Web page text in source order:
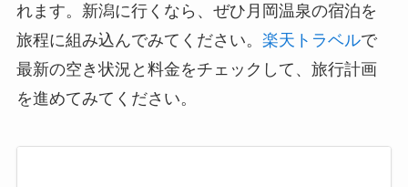
れます。新潟に行くなら、ぜひ月岡温泉の宿泊を
旅程に組み込んでみてください。 楽天トラベルで
最新の空き状況と料金をチェックして、旅行計画
を進めてみてください。